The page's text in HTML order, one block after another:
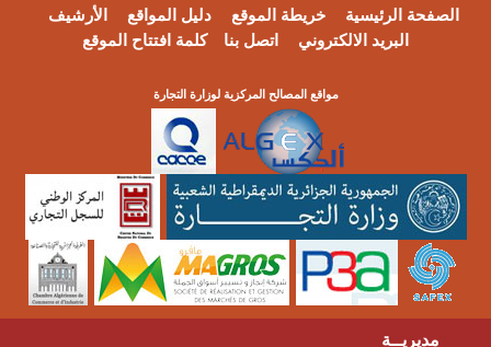
الصفحة الرئيسية خريطة الموقع دليل المواقع
الأرشيف
البريد الالكتروني
اتصل بنا كلمة افتتاح الموقع
مواقع المصالح المركزية لوزارة التجارة
مديريــة